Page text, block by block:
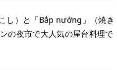
し）と「Bắp nướng」（焼き
の夜市で大人気の屋台料理で